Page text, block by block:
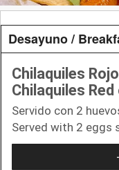
Desayuno /
Chilaquiles
Chilaquiles Red
Servido con 2
Served with 2 eggs